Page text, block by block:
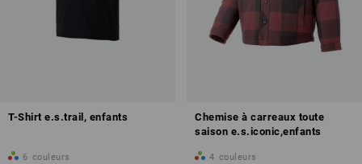
T-Shirt e.s.trail, enfants
6 couleurs
Chemise à carreaux toute
saison e.s.iconic,enfants
4 couleurs